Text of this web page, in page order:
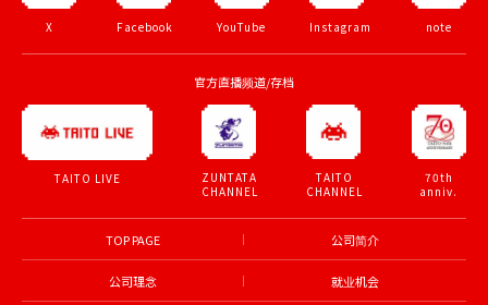
X Facebook YouTube Instagram note
官方直播频道/存档
TAITO LIVE
ZUNTATA
CHANNEL
TAITO
CHANNEL
70th
anniv.
TOP PAGE 公司简介
公司理念 就业机会